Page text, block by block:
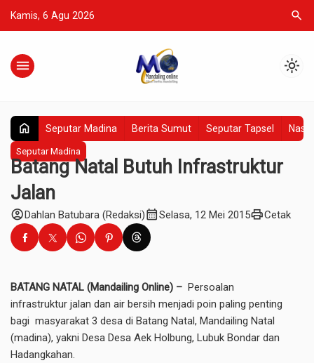
Kamis, 6 Agu 2026 search
menu light_mode
home Seputar Madina Berita Sumut Seputar Tapsel
Seputar Madina
Batang Natal Butuh Infrastruktur
Jalan
account_circleDahlan Batubara (Redaksi)calendar_monthSelasa, 12 Mei 2015printCetak
BATANG NATAL (Mandailing Online) – Persoalan
infrastruktur jalan dan air bersih menjadi poin paling penting
bagi masyarakat 3 desa di Batang Natal, Mandailing Natal
(madina), yakni Desa Desa Aek Holbung, Lubuk Bondar dan
Hadangkahan.